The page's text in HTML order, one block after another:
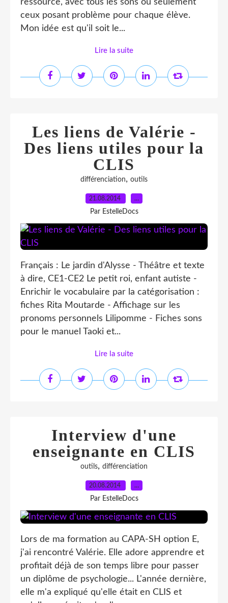
ressource, avec tous les sons ou seulement
ceux posant problème pour chaque élève.
Mon idée est qu'il soit le...
Lire la suite
Les liens de Valérie -
Des liens utiles pour la
CLIS
différenciation, outils
21.08.2014 …
Par EstelleDocs
Français : Le jardin d'Alysse - Théâtre et texte
à dire, CE1-CE2 Le petit roi, enfant autiste -
Enrichir le vocabulaire par la catégorisation :
fiches Rita Moutarde - Affichage sur les
pronoms personnels Lilipomme - Fiches sons
pour le manuel Taoki et...
Lire la suite
Interview d'une
enseignante en CLIS
outils, différenciation
20.08.2014 …
Par EstelleDocs
Lors de ma formation au CAPA-SH option E,
j'ai rencontré Valérie. Elle adore apprendre et
profitait déjà de son temps libre pour passer
un diplôme de psychologie... L'année dernière,
elle m'a expliqué qu'elle était en CLIS et